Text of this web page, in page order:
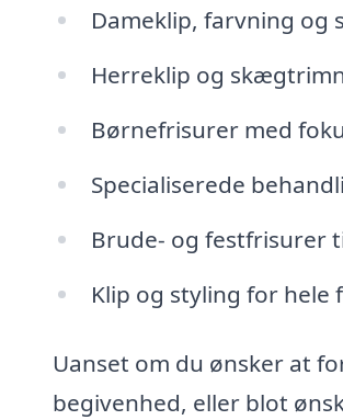
Dameklip, farvning og
Herreklip og
Børnefrisurer med
Specialiserede
Brude- og festfrisurer
Klip og styling for
Uanset om du ønsker at
begivenhed, eller blot